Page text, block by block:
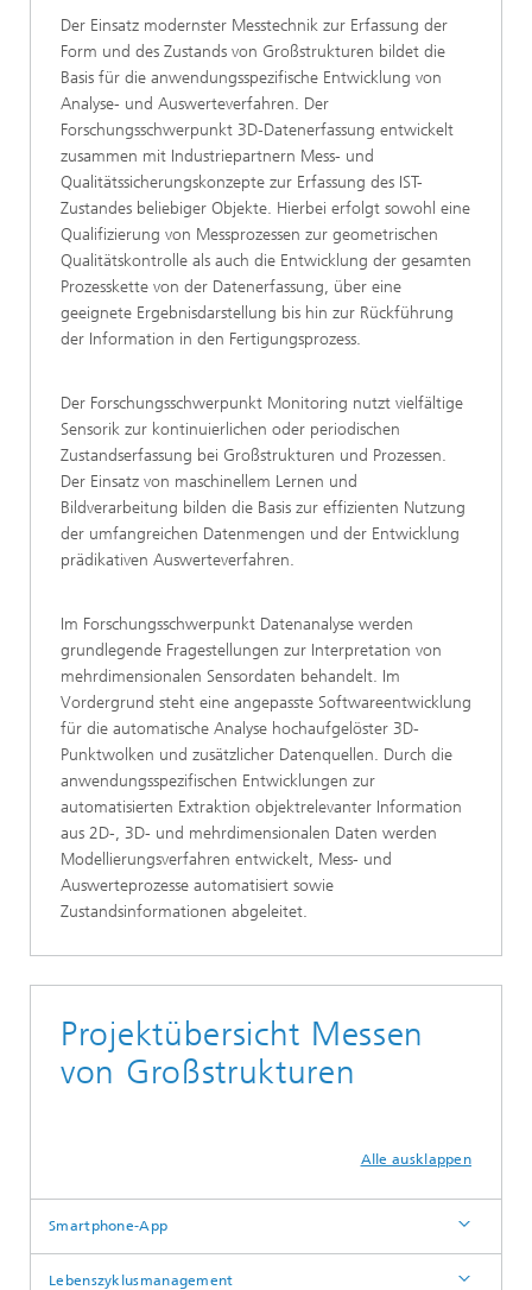
Der Einsatz modernster Messtechnik zur Erfassung der
Form und des Zustands von Großstrukturen bildet die
Basis für die anwendungsspezifische Entwicklung von
Analyse- und Auswerteverfahren. Der
Forschungsschwerpunkt 3D-Datenerfassung entwickelt
zusammen mit Industriepartnern Mess- und
Qualitätssicherungskonzepte zur Erfassung des IST-
Zustandes beliebiger Objekte. Hierbei erfolgt sowohl eine
Qualifizierung von Messprozessen zur geometrischen
Qualitätskontrolle als auch die Entwicklung der gesamten
Prozesskette von der Datenerfassung, über eine
geeignete Ergebnisdarstellung bis hin zur Rückführung
der Information in den Fertigungsprozess.
Der Forschungsschwerpunkt Monitoring nutzt vielfältige
Sensorik zur kontinuierlichen oder periodischen
Zustandserfassung bei Großstrukturen und Prozessen.
Der Einsatz von maschinellem Lernen und
Bildverarbeitung bilden die Basis zur effizienten Nutzung
der umfangreichen Datenmengen und der Entwicklung
prädikativen Auswerteverfahren.
Im Forschungsschwerpunkt Datenanalyse werden
grundlegende Fragestellungen zur Interpretation von
mehrdimensionalen Sensordaten behandelt. Im
Vordergrund steht eine angepasste Softwareentwicklung
für die automatische Analyse hochaufgelöster 3D-
Punktwolken und zusätzlicher Datenquellen. Durch die
anwendungsspezifischen Entwicklungen zur
automatisierten Extraktion objektrelevanter Information
aus 2D-, 3D- und mehrdimensionalen Daten werden
Modellierungsverfahren entwickelt, Mess- und
Auswerteprozesse automatisiert sowie
Zustandsinformationen abgeleitet.
Projektübersicht Messen
von Großstrukturen
Alle ausklappen
Smartphone-App
Lebenszyklusmanagement